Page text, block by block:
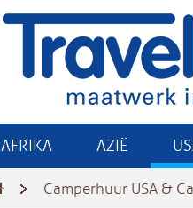
AFRIKA AZIË
Camperhuur USA &